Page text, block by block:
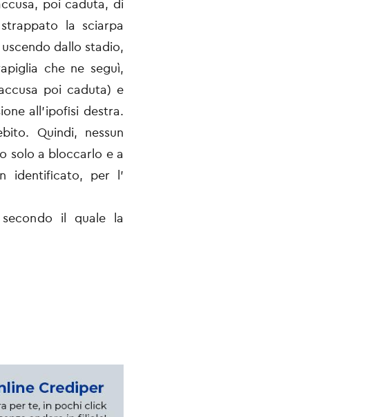
poi caduta, di
la sciarpa
dallo stadio,
che ne seguì,
poi caduta) e
all'ipofisi destra.
Quindi, nessun
solo a bloccarlo e a
identificato, per l'
il quale la